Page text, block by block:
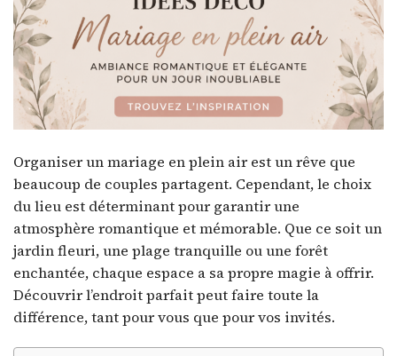
Organiser un mariage en plein air est un rêve que
beaucoup de couples partagent. Cependant, le choix
du lieu est déterminant pour garantir une
atmosphère romantique et mémorable. Que ce soit un
jardin fleuri, une plage tranquille ou une forêt
enchantée, chaque espace a sa propre magie à offrir.
Découvrir l’endroit parfait peut faire toute la
différence, tant pour vous que pour vos invités.